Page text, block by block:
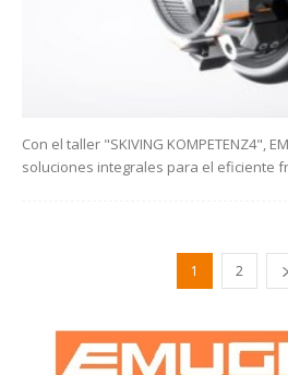
Con el taller "SKIVING KOMPETENZ4",
soluciones integrales para el eficiente
1 2